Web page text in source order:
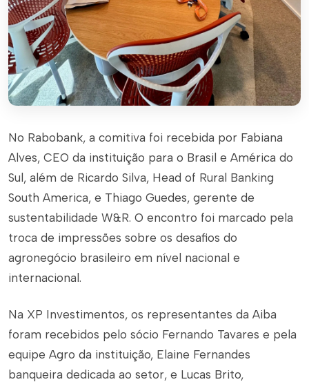
No Rabobank, a comitiva foi recebida por Fabiana
Alves, CEO da instituição para o Brasil e América do
Sul, além de Ricardo Silva, Head of Rural Banking
South America, e Thiago Guedes, gerente de
sustentabilidade W&R. O encontro foi marcado pela
troca de impressões sobre os desafios do
agronegócio brasileiro em nível nacional e
internacional.
Na XP Investimentos, os representantes da Aiba
foram recebidos pelo sócio Fernando Tavares e pela
equipe Agro da instituição, Elaine Fernandes
banqueira dedicada ao setor, e Lucas Brito,